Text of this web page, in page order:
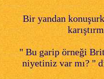
Bir yandan
" Bu garip örneği
niyetiniz var mı? "